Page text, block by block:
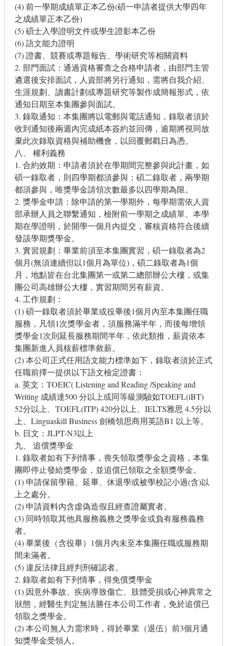
(4) 前一學期成績單正本乙份(碩一申請者提供大學四年
之成績單正本乙份)
(5) 碩士入學證明文件或學生證影本乙份
(6) 語文能力證明
(7) 證書、競賽或專題報告、學術研究等相關資料
2. 部門面試：通過資格審查之合格申請者，由部門主管
遴選後安排面試，人資部將另行通知，需將自我介紹、
生涯規劃、讀書計劃或專題研究等製作成簡報形式，依
通知日期至本集團參與面試。
3. 錄取通知：本集團將以電郵與電話通知，錄取者須於
收到通知後兩週內完成紙本簽約並回傳，逾期將視同放
棄此次錄取資格與補助機會，以回覆郵戳日為憑。
八、 權利義務
1. 合約效期：申請者須於在學期間完整參與此計畫，如
碩一錄取者，則四學期都須參與；碩二錄取者，兩學期
都須參與，唯獎學金請領次數最多以四學期為限。
2. 獎學金申請：除申請的第一學期外，每學期需依人資
部承辦人員之聯繫通知，檢附前一學期之成績單、本學
期在學證明，於開學一個月內提交，審核資格符合後續
發該學期獎學金。
3. 實習規劃：畢業前須至本集團實習，碩一錄取者為2
個月(無須連續但以1個月為單位)，碩二錄取者為1個
月，地點皆在台北集團第一或第二總部辦公大樓，或集
團公司高雄辦公大樓，實習期間另有薪資。
4. 工作規劃：
(1) 碩一錄取者須於畢業或役畢後1個月內至本集團任職
服務，凡領1次獎學金者，須服務滿半年，而後每增領
獎學金1次則延長服務期間半年，依此類推，薪資依本
集團新進人員核薪標準敘薪。
(2) 本公司正式任用語文能力標準如下，錄取者須於正式
任職前擇一提供以下語文檢定證書：
a. 英文：TOEIC( Listening and Reading /Speaking and
Writing 成績達500 分以上或同等級測驗如TOEFL(iBT)
52分以上、TOEFL(ITP) 420分以上、IELTS雅思 4.5分以
上、Linguaskill Business 劍橋領思商用英語B1 以上等。
b. 日文：JLPT-N3以上
九、 追償獎學金
1. 錄取者如有下列情事，喪失領取獎學金之資格，本集
團即停止發給獎學金，並追償已領取之全額獎學金。
(1) 申請保留學籍、延畢、休退學或被學校記小過(含)以
上之處分。
(2) 申請資料內含虛偽造假且經查證屬實者。
(3) 同時領取其他具服務義務之獎學金或負有服務義務
者。
(4) 畢業後（含役畢）1個月內未至本集團任職或服務期
間未滿者。
(5) 違反法律且經判刑確認者。
2. 錄取者如有下列情事，得免償獎學金
(1) 因意外事故、疾病導致傷亡、肢體受損或心神異常之
狀態，經醫生判定無法勝任本公司工作者，免於追償已
領取之獎學金。
(2) 本公司無人力需求時，得於畢業（退伍）前3個月通
知獎學金受領人。